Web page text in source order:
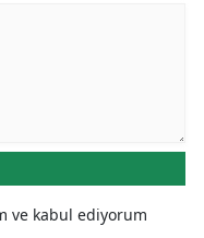
ve kabul ediyorum